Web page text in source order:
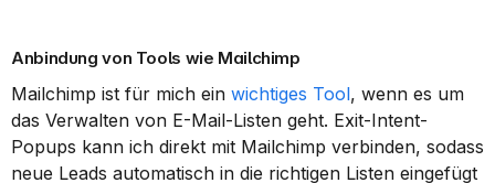
Anbindung von Tools wie Mailchimp
Mailchimp ist für mich ein wichtiges Tool, wenn es um
das Verwalten von E-Mail-Listen geht. Exit-Intent-
Popups kann ich direkt mit Mailchimp verbinden, sodass
neue Leads automatisch in die richtigen Listen eingefügt